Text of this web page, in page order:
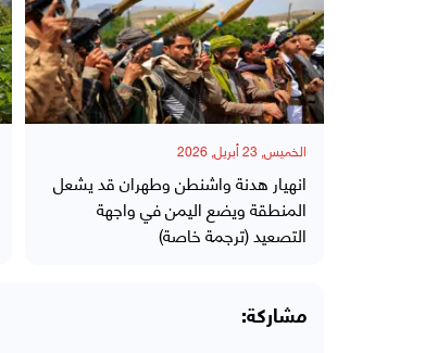
الخميس, 23 أبريل, 2026
انهيار هدنة واشنطن وطهران قد يشعل
المنطقة ويضع اليمن في واجهة
التصعيد (ترجمة خاصة)
مشاركة: